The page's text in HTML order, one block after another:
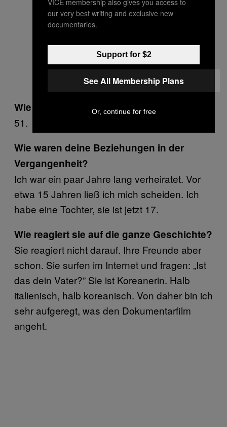
Wie alt bist du?
51.
Wie waren deine Beziehungen in der
Vergangenheit?
Ich war ein paar Jahre lang verheiratet. Vor
etwa 15 Jahren ließ ich mich scheiden. Ich
habe eine Tochter, sie ist jetzt 17.
Wie reagiert sie auf die ganze Geschichte?
Sie reagiert nicht darauf. Ihre Freunde aber
schon. Sie surfen im Internet und fragen: „Ist
das dein Vater?” Sie ist Koreanerin. Halb
italienisch, halb koreanisch. Von daher bin ich
sehr aufgeregt, was den Dokumentarfilm
angeht.
our very best writing and exclusive new
documentaries.
Support for $2
See All Membership Plans
Or, continue for free